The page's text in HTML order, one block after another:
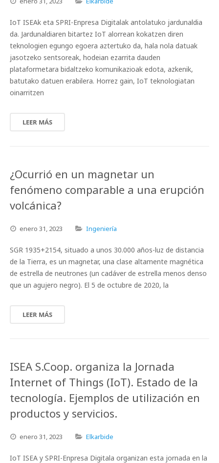
IoT ISEAk eta SPRI-Enpresa Digitalak antolatuko jardunaldia
da. Jardunaldiaren bitartez IoT alorrean kokatzen diren
teknologien egungo egoera aztertuko da, hala nola datuak
jasotzeko sentsoreak, hodeian ezarrita dauden
plataformetara bidaltzeko komunikazioak edota, azkenik,
batutako datuen erabilera. Horrez gain, IoT teknologiatan
oinarritzen
LEER MÁS
¿Ocurrió en un magnetar un
fenómeno comparable a una erupción
volcánica?
enero 31, 2023 Ingeniería
SGR 1935+2154, situado a unos 30.000 años-luz de distancia
de la Tierra, es un magnetar, una clase altamente magnética
de estrella de neutrones (un cadáver de estrella menos denso
que un agujero negro). El 5 de octubre de 2020, la
LEER MÁS
ISEA S.Coop. organiza la Jornada
Internet of Things (IoT). Estado de la
tecnología. Ejemplos de utilización en
productos y servicios.
enero 31, 2023 Elkarbide
IoT ISEA y SPRI-Enpresa Digitala organizan esta jornada en la